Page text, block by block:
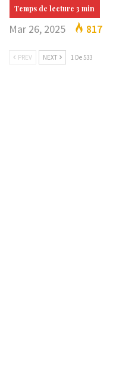
Mar 26, 2025 817
PREV NEXT 1 De 533